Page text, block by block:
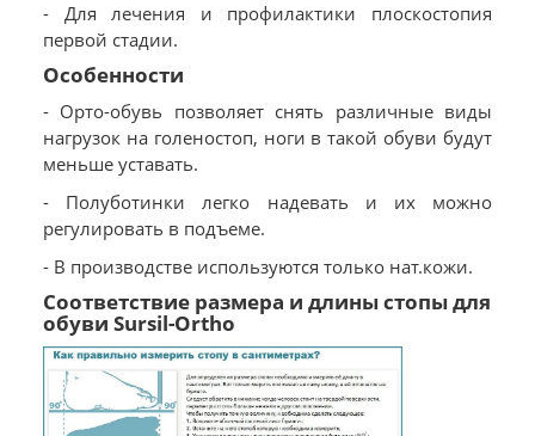
- Для лечения и профилактики плоскостопия
первой стадии.
Особенности
- Орто-обувь позволяет снять различные виды
нагрузок на голеностоп, ноги в такой обуви будут
меньше уставать.
- Полуботинки легко надевать и их можно
регулировать в подъеме.
- В производстве используются только нат.кожи.
Соответствие размера и длины стопы для
обуви Sursil-Ortho